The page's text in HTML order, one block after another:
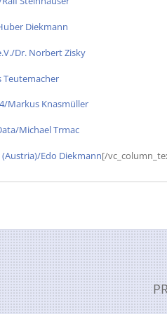
Diekmann
Dr. Norbert Zisky
Teutemacher
Markus Knasmüller
Michael Trmac
Edo Diekmann[/